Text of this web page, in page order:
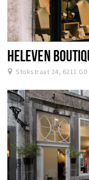
HELEVEN
Stokstraat 24, 6211